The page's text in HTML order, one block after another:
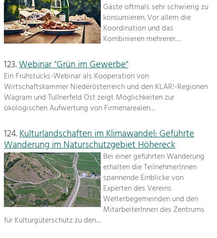
Gäste oftmals sehr schwierig zu
konsumieren. Vor allem die
Koordination und das
Kombinieren mehrerer…
123.Webinar "Grün im Gewerbe"
Ein Frühstücks-Webinar als Kooperation von
Wirtschaftskammer Niederösterreich und den KLAR!-Regionen
Wagram und Tullnerfeld Ost zeigt Möglichkeiten zur
ökologischen Aufwertung von Firmenarealen…
124.Kulturlandschaften im Klimawandel: Geführte
Wanderung im Naturschutzgebiet Höhereck
Bei einer geführten Wanderung
erhalten die TeilnehmerInnen
spannende Einblicke von
Experten des Vereins
Welterbegemeinden und den
MitarbeiterInnen des Zentrums
für Kulturgüterschutz zu den…